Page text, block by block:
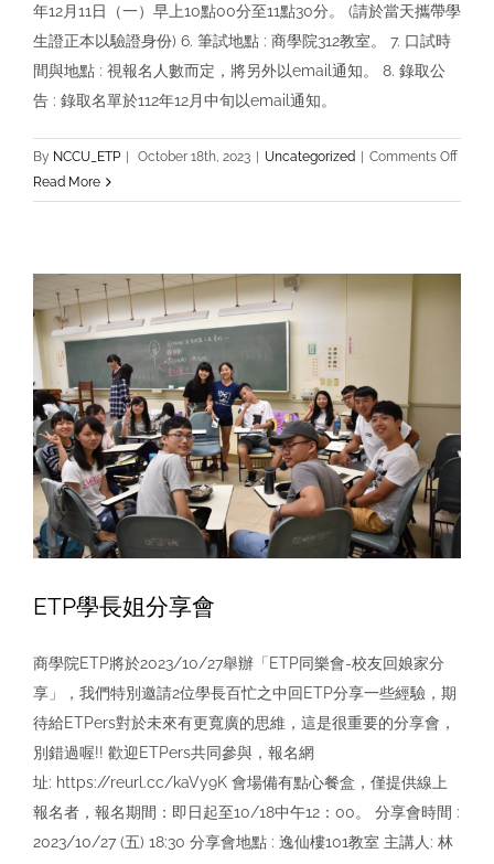
年12月11日（一）早上10點00分至11點30分。 (請於當天攜帶學
生證正本以驗證身份) 6. 筆試地點 : 商學院312教室。 7. 口試時
間與地點 : 視報名人數而定，將另外以email通知。 8. 錄取公
告 : 錄取名單於112年12月中旬以email通知。
By NCCU_ETP | October 18th, 2023 | Uncategorized | Comments Offon
學
語
商
管
班
轉
Read More
ETP學長姐分享會
商學院ETP將於2023/10/27舉辦「ETP同樂會-校友回娘家分
享」，我們特別邀請2位學長百忙之中回ETP分享一些經驗，期
待給ETPers對於未來有更寬廣的思維，這是很重要的分享會，
別錯過喔!! 歡迎ETPers共同參與，報名網
址: https://reurl.cc/kaVy9K 會場備有點心餐盒，僅提供線上
報名者，報名期間：即日起至10/18中午12：00。 分享會時間 :
2023/10/27 (五) 18:30 分享會地點 : 逸仙樓101教室 主講人: 林